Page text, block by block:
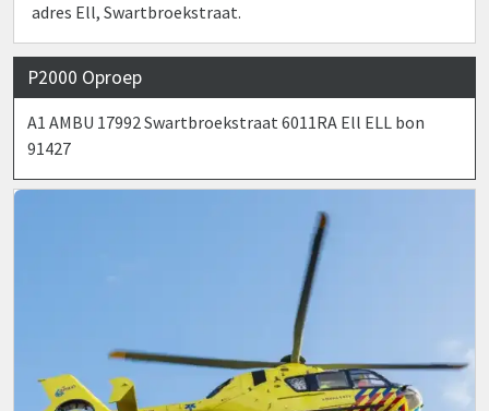
adres Ell, Swartbroekstraat.
P2000 Oproep
A1 AMBU 17992 Swartbroekstraat 6011RA Ell ELL bon
91427